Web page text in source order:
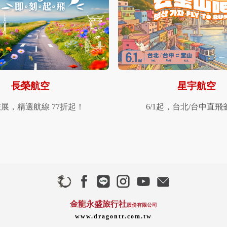
長榮航空
，精選航線 77折起！
星宇航空
6/1起，台北/台中直飛
金龍永盛旅行社股份有限公司
www.dragontr.com.tw